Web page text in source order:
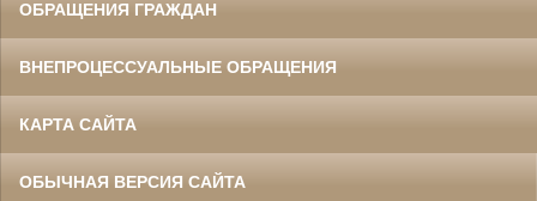
ОБРАЩЕНИЯ ГРАЖДАН
ВНЕПРОЦЕССУАЛЬНЫЕ ОБРАЩЕНИЯ
КАРТА САЙТА
ОБЫЧНАЯ ВЕРСИЯ САЙТА